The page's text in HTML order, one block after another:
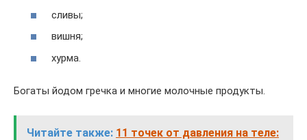
сливы;
вишня;
хурма.
Богаты йодом гречка и многие молочные продукты.
Читайте также: 11 точек от давления на теле: